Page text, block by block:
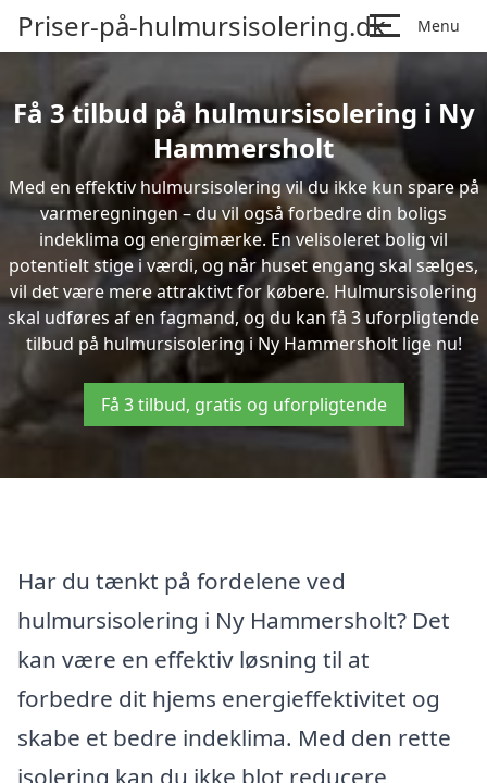
Priser-på-hulmursisolering.dk Menu
Få 3 tilbud på hulmursisolering i Ny
Hammersholt
Med en effektiv hulmursisolering vil du ikke kun spare på
varmeregningen – du vil også forbedre din boligs
indeklima og energimærke. En velisoleret bolig vil
potentielt stige i værdi, og når huset engang skal sælges,
vil det være mere attraktivt for købere. Hulmursisolering
skal udføres af en fagmand, og du kan få 3 uforpligtende
tilbud på hulmursisolering i Ny Hammersholt lige nu!
Få 3 tilbud, gratis og uforpligtende
Har du tænkt på fordelene ved
hulmursisolering i Ny Hammersholt? Det
kan være en effektiv løsning til at
forbedre dit hjems energieffektivitet og
skabe et bedre indeklima. Med den rette
isolering kan du ikke blot reducere